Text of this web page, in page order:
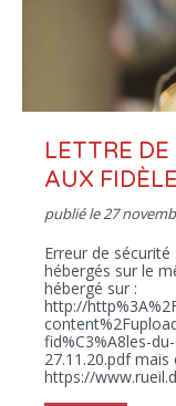
LETTRE
AUX
publié le27
Erreur de
hébergés sur le
hébergé sur :
http://
fid%C3%A8les-
27.11.20.pdf mais
https://